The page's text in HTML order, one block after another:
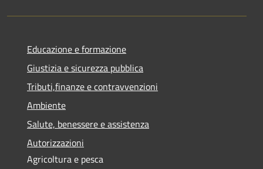
Educazione e formazione
Giustizia e sicurezza pubblica
Tributi,finanze e contravvenzioni
Ambiente
Salute, benessere e assistenza
Autorizzazioni
Agricoltura e pesca